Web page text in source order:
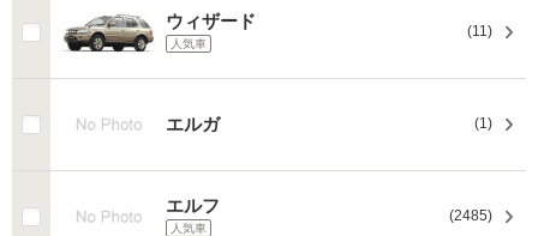
ウィザード
人気車
(11)
エルガ (1)
エルフ
人気車
(2485)